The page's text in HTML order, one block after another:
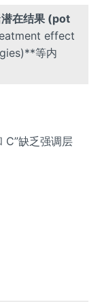
潜在结果 (pot
effect
等内
C”缺乏强调层